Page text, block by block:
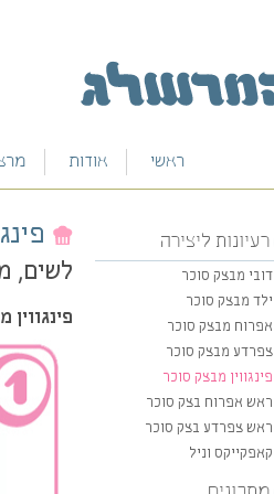
ראשי אודות
למד עוד אודותינו
בין לקוחותינו
כתבו עלינו
רעיונות ליצירה
דובי מבצק סוכר
ילד מבצק סוכר
אפרוח מבצק סוכר
צפרדע מבצק סוכר
פינגווין מבצק סוכר
ראש אפרוח בצק סוכר
ראש צפרדע בצק סוכר
קאפקייקס וניל
לשים,
פינגווין